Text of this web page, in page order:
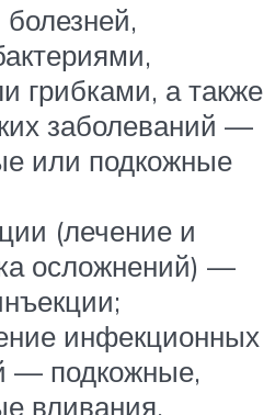
грибками, а также
заболеваний —
или подкожные
(лечение и
осложнений) —
инфекционных
— подкожные,
вливания,